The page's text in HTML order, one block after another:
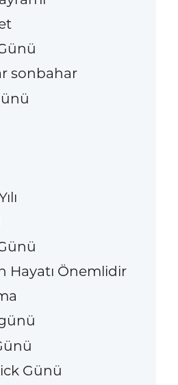
sonbahar
Hayatı Önemlidir
Günü